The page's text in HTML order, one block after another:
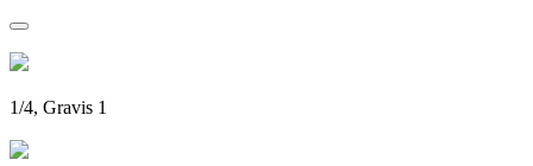
1/4, Gravis 1